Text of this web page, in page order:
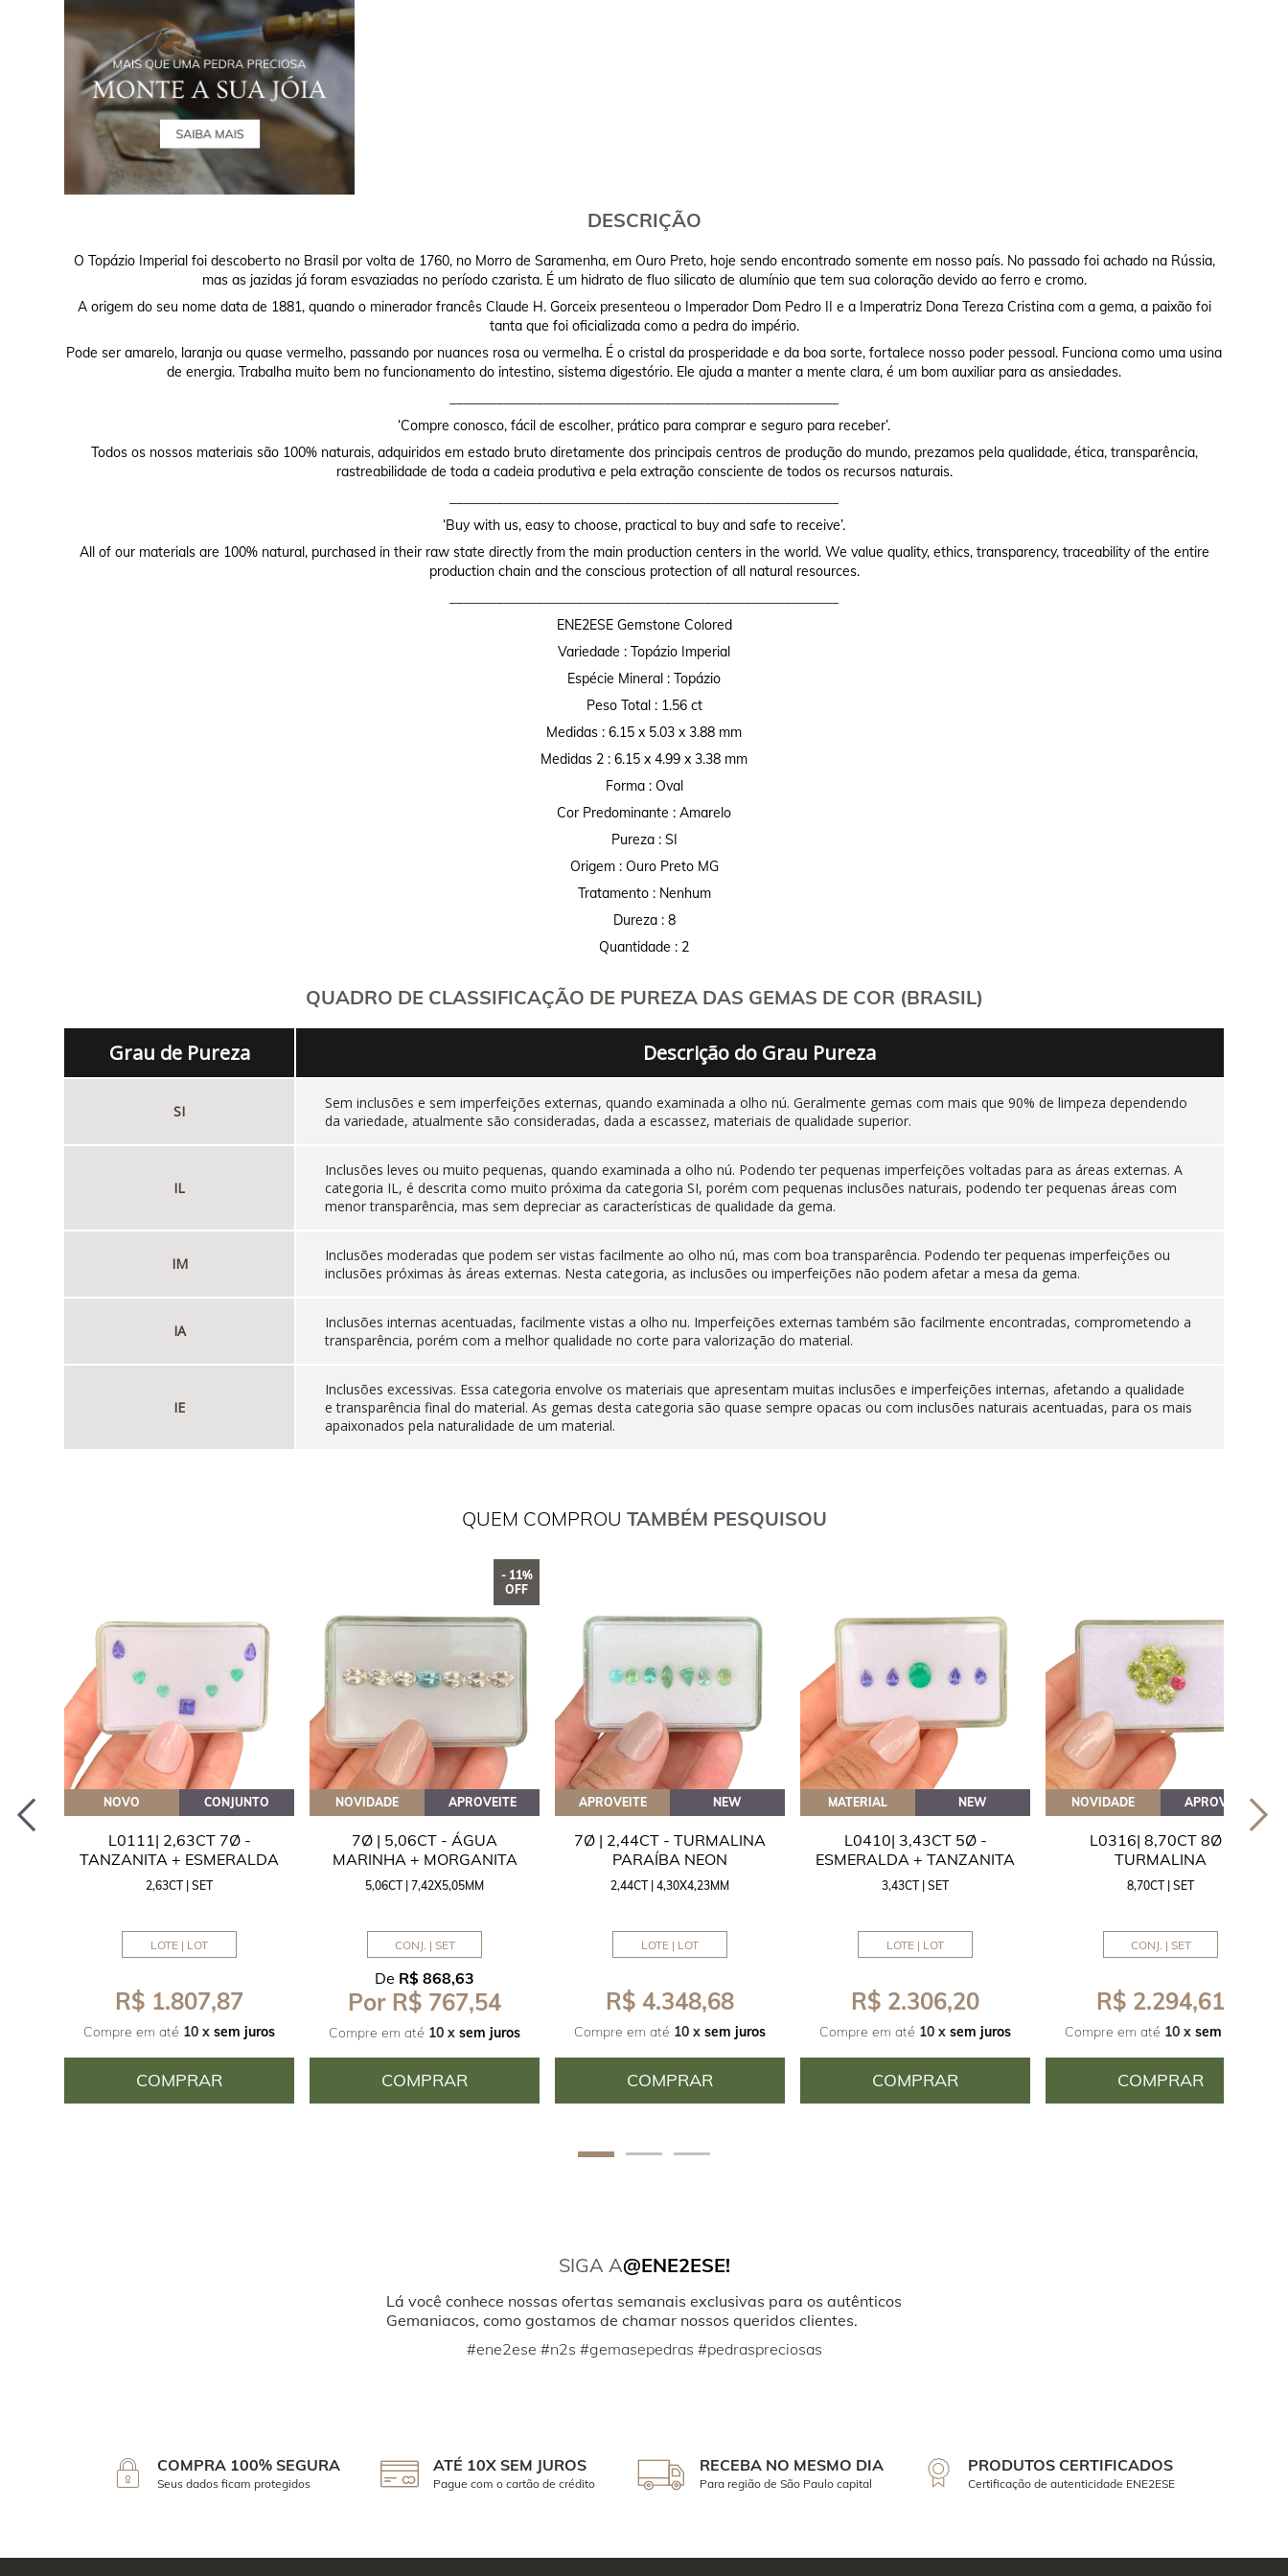
DESCRIÇÃO
O Topázio Imperial foi descoberto no Brasil por volta de 1760, no Morro de Saramenha, em Ouro Preto, hoje sendo encontrado somente em nosso país. No passado foi achado na Rússia,
mas as jazidas já foram esvaziadas no período czarista. É um hidrato de fluo silicato de alumínio que tem sua coloração devido ao ferro e cromo.
A origem do seu nome data de 1881, quando o minerador francês Claude H. Gorceix presenteou o Imperador Dom Pedro II e a Imperatriz Dona Tereza Cristina com a gema, a paixão foi
tanta que foi oficializada como a pedra do império.
Pode ser amarelo, laranja ou quase vermelho, passando por nuances rosa ou vermelha. É o cristal da prosperidade e da boa sorte, fortalece nosso poder pessoal. Funciona como uma usina
de energia. Trabalha muito bem no funcionamento do intestino, sistema digestório. Ele ajuda a manter a mente clara, é um bom auxiliar para as ansiedades.
‘Compre conosco, fácil de escolher, prático para comprar e seguro para receber’.
Todos os nossos materiais são 100% naturais, adquiridos em estado bruto diretamente dos principais centros de produção do mundo, prezamos pela qualidade, ética, transparência,
rastreabilidade de toda a cadeia produtiva e pela extração consciente de todos os recursos naturais.
‘Buy with us, easy to choose, practical to buy and safe to receive’.
All of our materials are 100% natural, purchased in their raw state directly from the main production centers in the world. We value quality, ethics, transparency, traceability of the entire
production chain and the conscious protection of all natural resources.
ENE2ESE Gemstone Colored
Variedade : Topázio Imperial
Espécie Mineral : Topázio
Peso Total : 1.56 ct
Medidas : 6.15 x 5.03 x 3.88 mm
Medidas 2 : 6.15 x 4.99 x 3.38 mm
Forma : Oval
Cor Predominante : Amarelo
Pureza : SI
Origem : Ouro Preto MG
Tratamento : Nenhum
Dureza : 8
Quantidade : 2
QUADRO DE CLASSIFICAÇÃO DE PUREZA DAS GEMAS DE COR (BRASIL)
Grau de Pureza Descrição do Grau Pureza
SI
Sem inclusões e sem imperfeições externas, quando examinada a olho nú. Geralmente gemas com mais que 90% de limpeza dependendo
da variedade, atualmente são consideradas, dada a escassez, materiais de qualidade superior.
IL
Inclusões leves ou muito pequenas, quando examinada a olho nú. Podendo ter pequenas imperfeições voltadas para as áreas externas. A
categoria IL, é descrita como muito próxima da categoria SI, porém com pequenas inclusões naturais, podendo ter pequenas áreas com
menor transparência, mas sem depreciar as características de qualidade da gema.
IM
Inclusões moderadas que podem ser vistas facilmente ao olho nú, mas com boa transparência. Podendo ter pequenas imperfeições ou
inclusões próximas às áreas externas. Nesta categoria, as inclusões ou imperfeições não podem afetar a mesa da gema.
IA
Inclusões internas acentuadas, facilmente vistas a olho nu. Imperfeições externas também são facilmente encontradas, comprometendo a
transparência, porém com a melhor qualidade no corte para valorização do material.
IE
Inclusões excessivas. Essa categoria envolve os materiais que apresentam muitas inclusões e imperfeições internas, afetando a qualidade
e transparência final do material. As gemas desta categoria são quase sempre opacas ou com inclusões naturais acentuadas, para os mais
apaixonados pela naturalidade de um material.
QUEM COMPROU TAMBÉM PESQUISOU
NOVO CONJUNTO
L0111| 2,63CT 7Ø -
TANZANITA + ESMERALDA
2,63CT | SET
LOTE | LOT
R$ 1.807,87
Compre em até 10 x sem juros
COMPRAR
- 11%
OFF
NOVIDADE APROVEITE
7Ø | 5,06CT - ÁGUA
MARINHA + MORGANITA
5,06CT | 7,42X5,05MM
CONJ. | SET
De R$ 868,63
Por R$ 767,54
Compre em até 10 x sem juros
COMPRAR
APROVEITE NEW
7Ø | 2,44CT - TURMALINA
PARAÍBA NEON
2,44CT | 4,30X4,23MM
LOTE | LOT
R$ 4.348,68
Compre em até 10 x sem juros
COMPRAR
MATERIAL NEW
L0410| 3,43CT 5Ø -
ESMERALDA + TANZANITA
3,43CT | SET
LOTE | LOT
R$ 2.306,20
Compre em até 10 x sem juros
COMPRAR
NOVIDADE APROVEITE
L0316| 8,70CT 8Ø -
TURMALINA
8,70CT | SET
CONJ. | SET
R$ 2.294,61
Compre em até 10 x sem juros
COMPRAR
SIGA A@ENE2ESE!
Lá você conhece nossas ofertas semanais exclusivas para os autênticos
Gemaniacos, como gostamos de chamar nossos queridos clientes.
#ene2ese #n2s #gemasepedras #pedraspreciosas
COMPRA 100% SEGURA
Seus dados ficam protegidos
ATÉ 10X SEM JUROS
Pague com o cartão de crédito
RECEBA NO MESMO DIA
Para região de São Paulo capital
PRODUTOS CERTIFICADOS
Certificação de autenticidade ENE2ESE